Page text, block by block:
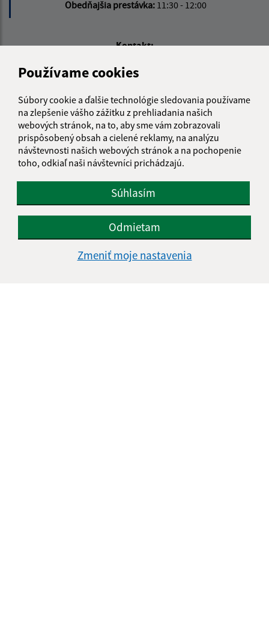
Používame cookies
Súbory cookie a ďalšie technológie sledovania používame
na zlepšenie vášho zážitku z prehliadania našich
webových stránok, na to, aby sme vám zobrazovali
prispôsobený obsah a cielené reklamy, na analýzu
návštevnosti našich webových stránok a na pochopenie
toho, odkiaľ naši návštevníci prichádzajú.
Súhlasím
Odmietam
Zmeniť moje nastavenia
Obedňajšia prestávka: 11:30 - 12:00
Kontakt:
Obecný úrad Hruštín
029 52 Hruštín
info@hrustin.sk
+421 43 557 71 11
IČO: 00314501